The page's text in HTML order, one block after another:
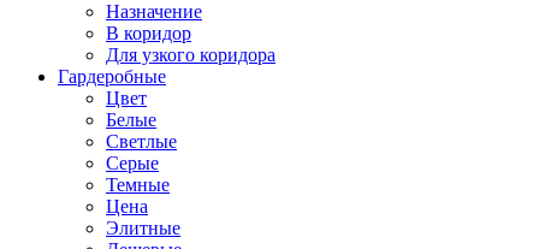
Назначение
В коридор
Для узкого коридора
Гардеробные
Цвет
Белые
Светлые
Серые
Темные
Цена
Элитные